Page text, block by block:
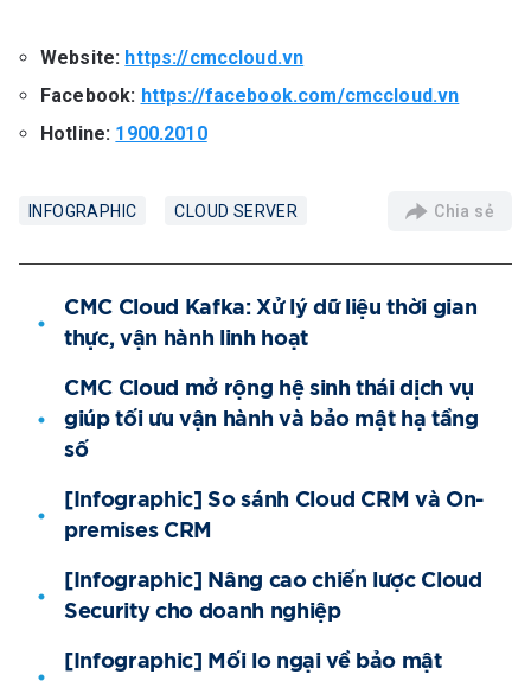
Website: https://cmccloud.vn
Facebook: https://facebook.com/cmccloud.vn
Hotline: 1900.2010
INFOGRAPHIC CLOUD SERVER Chia sẻ
CMC Cloud Kafka: Xử lý dữ liệu thời gian
thực, vận hành linh hoạt
CMC Cloud mở rộng hệ sinh thái dịch vụ
giúp tối ưu vận hành và bảo mật hạ tầng
số
[Infographic] So sánh Cloud CRM và On-
premises CRM
[Infographic] Nâng cao chiến lược Cloud
Security cho doanh nghiệp
[Infographic] Mối lo ngại về bảo mật